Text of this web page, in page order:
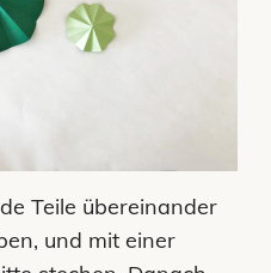
Teile übereinander
und mit einer